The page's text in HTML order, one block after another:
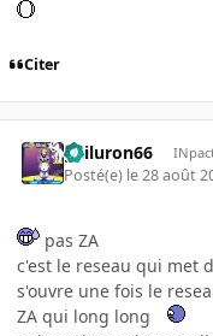
Citer
gailuron66
Posté(e) le 28 août
pas ZA
c'est le reseau qui met
s'ouvre une fois le
ZA qui long long